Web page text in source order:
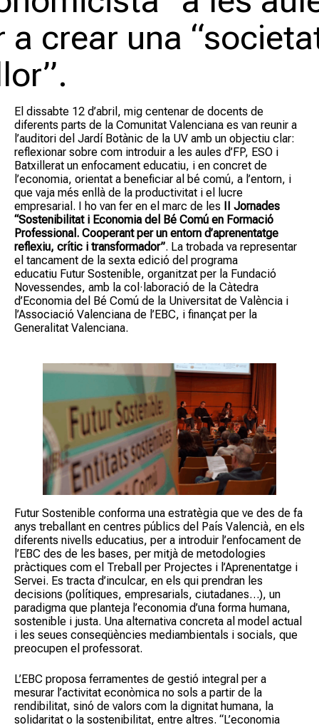
a crear una
El dissabte 12 d’abril, mig centenar de docents de
diferents parts de la Comunitat Valenciana es van reunir a
l’auditori del Jardí Botànic de la UV amb un objectiu clar:
reflexionar sobre com introduir a les aules d’FP, ESO i
Batxillerat un enfocament educatiu, i en concret de
l’economia, orientat a beneficiar al bé comú, a l’entorn, i
que vaja més enllà de la productivitat i el lucre
empresarial. I ho van fer en el marc de les II Jornades
“Sostenibilitat i Economia del Bé Comú en Formació
Professional. Cooperant per un entorn d’aprenentatge
reflexiu, crític i transformador”. La trobada va representar
el tancament de la sexta edició del programa
educatiu Futur Sostenible, organitzat per la Fundació
Novessendes, amb la col·laboració de la Càtedra
d’Economia del Bé Comú de la Universitat de València i
l’Associació Valenciana de l’EBC, i finançat per la
Generalitat Valenciana.
Futur Sostenible conforma una estratègia que ve des de fa
anys treballant en centres públics del País Valencià, en els
diferents nivells educatius, per a introduir l’enfocament de
l’EBC des de les bases, per mitjà de metodologies
pràctiques com el Treball per Projectes i l’Aprenentatge i
Servei. Es tracta d’inculcar, en els qui prendran les
decisions (polítiques, empresarials, ciutadanes…), un
paradigma que planteja l’economia d’una forma humana,
sostenible i justa. Una alternativa concreta al model actual
i les seues conseqüències mediambientals i socials, que
preocupen el professorat.
L’EBC proposa ferramentes de gestió integral per a
mesurar l’activitat econòmica no sols a partir de la
rendibilitat, sinó de valors com la dignitat humana, la
solidaritat o la sostenibilitat, entre altres. “L’economia